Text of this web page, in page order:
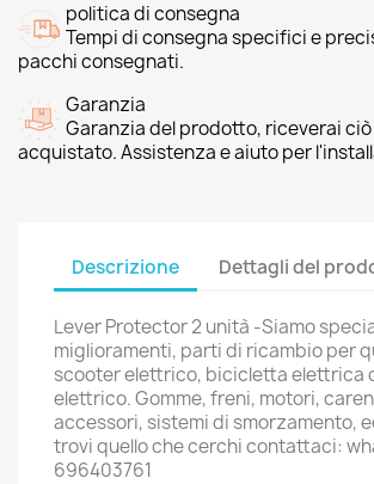
politica di consegna
Tempi di consegna specifici e
pacchi consegnati.
Garanzia
Garanzia del prodotto, riceverai ciò
acquistato. Assistenza e aiuto per
Descrizione Dettagli del
Lever Protector 2 unità -Siamo
miglioramenti, parti di ricambio per
scooter elettrico, bicicletta elettrica
elettrico. Gomme, freni, motori,
accessori, sistemi di smorzamento,
trovi quello che cerchi contattaci:
696403761